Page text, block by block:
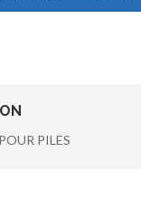
PILES